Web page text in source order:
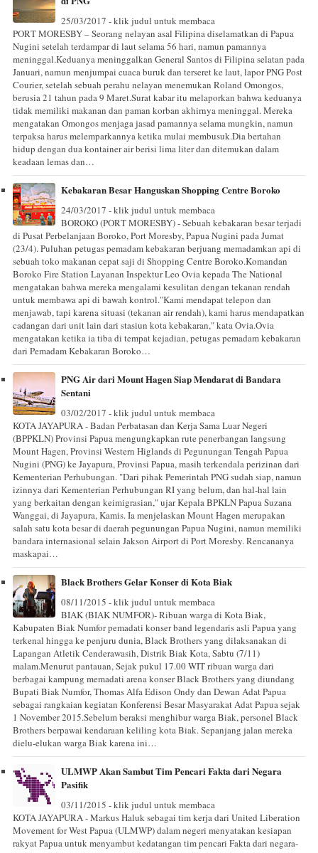
25/03/2017 - klik judul untuk membaca
PORT MORESBY – Seorang nelayan asal Filipina diselamatkan di Papua
Nugini setelah terdampar di laut selama 56 hari, namun pamannya
meninggal.Keduanya meninggalkan General Santos di Filipina selatan pada
Januari, namun menjumpai cuaca buruk dan terseret ke laut, lapor PNG Post
Courier, setelah sebuah perahu nelayan menemukan Roland Omongos,
berusia 21 tahun pada 9 Maret.Surat kabar itu melaporkan bahwa keduanya
tidak memiliki makanan dan paman korban akhirnya meninggal. Mereka
mengatakan Omongos menjaga jasad pamannya selama mungkin, namun
terpaksa harus melemparkannya ketika mulai membusuk.Dia bertahan
hidup dengan dua kontainer air berisi lima liter dan ditemukan dalam
keadaan lemas dan…
Kebakaran Besar Hanguskan Shopping Centre Boroko
24/03/2017 - klik judul untuk membaca
BOROKO (PORT MORESBY) - Sebuah kebakaran besar terjadi
di Pusat Perbelanjaan Boroko, Port Moresby, Papua Nugini pada Jumat
(23/4). Puluhan petugas pemadam kebakaran berjuang memadamkan api di
sebuah toko makanan cepat saji di Shopping Centre Boroko.Komandan
Boroko Fire Station Layanan Inspektur Leo Ovia kepada The National
mengatakan bahwa mereka mengalami kesulitan dengan tekanan rendah
untuk membawa api di bawah kontrol."Kami mendapat telepon dan
menjawab, tapi karena situasi (tekanan air rendah), kami harus mendapatkan
cadangan dari unit lain dari stasiun kota kebakaran," kata Ovia.Ovia
mengatakan ketika ia tiba di tempat kejadian, petugas pemadam kebakaran
dari Pemadam Kebakaran Boroko…
PNG Air dari Mount Hagen Siap Mendarat di Bandara
Sentani
03/02/2017 - klik judul untuk membaca
KOTA JAYAPURA - Badan Perbatasan dan Kerja Sama Luar Negeri
(BPPKLN) Provinsi Papua mengungkapkan rute penerbangan langsung
Mount Hagen, Provinsi Western Higlands di Pegunungan Tengah Papua
Nugini (PNG) ke Jayapura, Provinsi Papua, masih terkendala perizinan dari
Kementerian Perhubungan. "Dari pihak Pemerintah PNG sudah siap, namun
izinnya dari Kementerian Perhubungan RI yang belum, dan hal-hal lain
yang berkaitan dengan keimigrasian," ujar Kepala BPKLN Papua Suzana
Wanggai, di Jayapura, Kamis. Ia menjelaskan Mount Hagen merupakan
salah satu kota besar di daerah pegunungan Papua Nugini, namun memiliki
bandara internasional selain Jakson Airport di Port Moresby. Rencananya
maskapai…
Black Brothers Gelar Konser di Kota Biak
08/11/2015 - klik judul untuk membaca
BIAK (BIAK NUMFOR)- Ribuan warga di Kota Biak,
Kabupaten Biak Numfor pemadati konser band legendaris asli Papua yang
terkenal hingga ke penjuru dunia, Black Brothers yang dilaksanakan di
Lapangan Atletik Cenderawasih, Distrik Biak Kota, Sabtu (7/11)
malam.Menurut pantauan, Sejak pukul 17.00 WIT ribuan warga dari
berbagai kampung memadati arena konser Black Brothers yang diundang
Bupati Biak Numfor, Thomas Alfa Edison Ondy dan Dewan Adat Papua
sebagai rangkaian kegiatan Konferensi Besar Masyarakat Adat Papua sejak
1 November 2015.Sebelum beraksi menghibur warga Biak, personel Black
Brothers berpawai kendaraan keliling kota Biak. Sepanjang jalan mereka
dielu-elukan warga Biak karena ini…
ULMWP Akan Sambut Tim Pencari Fakta dari Negara
Pasifik
03/11/2015 - klik judul untuk membaca
KOTA JAYAPURA - Markus Haluk sebagai tim kerja dari United Liberation
Movement for West Papua (ULMWP) dalam negeri menyatakan kesiapan
rakyat Papua untuk menyambut kedatangan tim pencari Fakta dari negara-